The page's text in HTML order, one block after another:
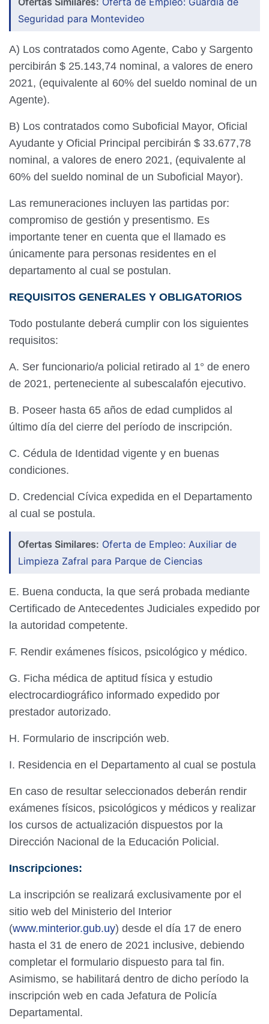
Seguridad para Montevideo
A) Los contratados como Agente, Cabo y Sargento
percibirán $ 25.143,74 nominal, a valores de enero
2021, (equivalente al 60% del sueldo nominal de un
Agente).
B) Los contratados como Suboficial Mayor, Oficial
Ayudante y Oficial Principal percibirán $ 33.677,78
nominal, a valores de enero 2021, (equivalente al
60% del sueldo nominal de un Suboficial Mayor).
Las remuneraciones incluyen las partidas por:
compromiso de gestión y presentismo. Es
importante tener en cuenta que el llamado es
únicamente para personas residentes en el
departamento al cual se postulan.
REQUISITOS GENERALES Y OBLIGATORIOS
Todo postulante deberá cumplir con los siguientes
requisitos:
A. Ser funcionario/a policial retirado al 1° de enero
de 2021, perteneciente al subescalafón ejecutivo.
B. Poseer hasta 65 años de edad cumplidos al
último día del cierre del período de inscripción.
C. Cédula de Identidad vigente y en buenas
condiciones.
D. Credencial Cívica expedida en el Departamento
al cual se postula.
Ofertas Similares: Oferta de Empleo: Auxiliar de
Limpieza Zafral para Parque de Ciencias
E. Buena conducta, la que será probada mediante
Certificado de Antecedentes Judiciales expedido por
la autoridad competente.
F. Rendir exámenes físicos, psicológico y médico.
G. Ficha médica de aptitud física y estudio
electrocardiográfico informado expedido por
prestador autorizado.
H. Formulario de inscripción web.
I. Residencia en el Departamento al cual se postula
En caso de resultar seleccionados deberán rendir
exámenes físicos, psicológicos y médicos y realizar
los cursos de actualización dispuestos por la
Dirección Nacional de la Educación Policial.
Inscripciones:
La inscripción se realizará exclusivamente por el
sitio web del Ministerio del Interior
(www.minterior.gub.uy) desde el día 17 de enero
hasta el 31 de enero de 2021 inclusive, debiendo
completar el formulario dispuesto para tal fin.
Asimismo, se habilitará dentro de dicho período la
inscripción web en cada Jefatura de Policía
Departamental.